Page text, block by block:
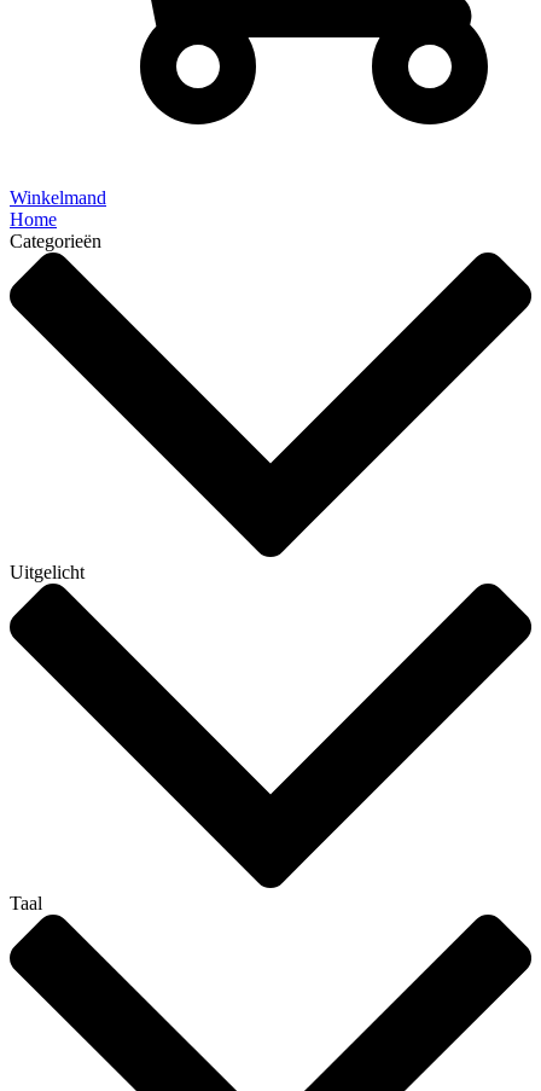
Winkelmand
Home
Categorieën
Uitgelicht
Taal